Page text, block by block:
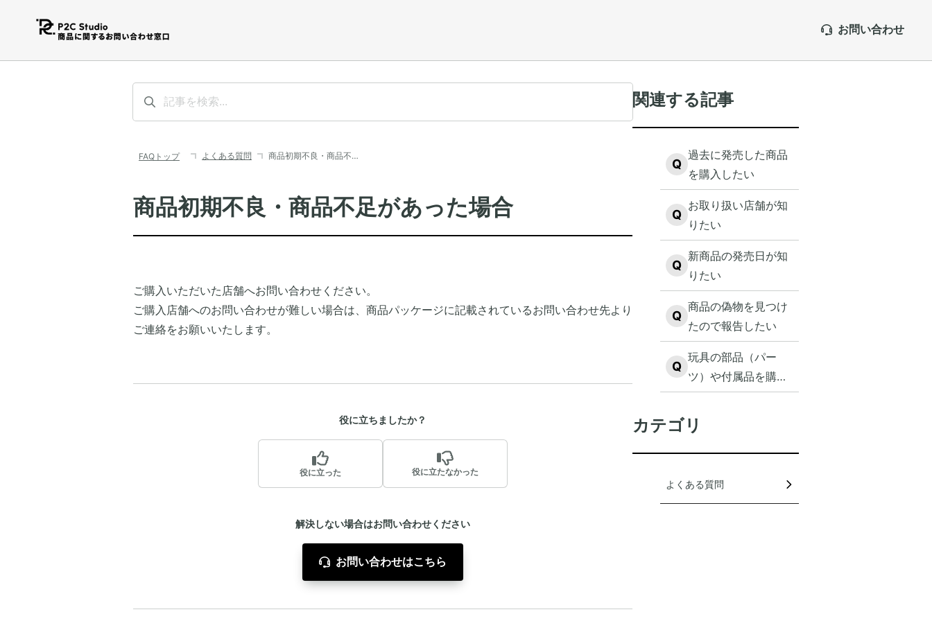
お問い合わせ
よくある質問 商品初期不良・商品不…
商品初期不良・商品不足があった場合
ご購入いただいた店舗へお問い合わせください。
ご購入店舗へのお問い合わせが難しい場合は、商品パッケージに記載されているお問い合わせ先より
ご連絡をお願いいたします。
役に立ちましたか？
役に立った 役に立たなかった
解決しない場合はお問い合わせください
お問い合わせはこちら
関連する記事
Q
過去に発売した商品
を購入したい
Q
お取り扱い店舗が知
りたい
Q
新商品の発売日が知
りたい
Q
商品の偽物を見つけ
たので報告したい
Q
玩具の部品（パー
ツ）や付属品を購入
したい
カテゴリ
よくある質問